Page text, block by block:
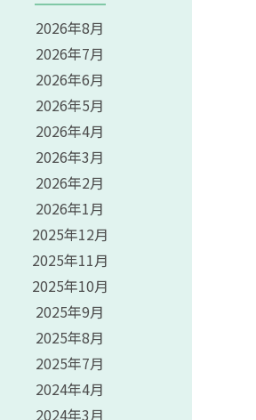
2026年8月
2026年7月
2026年6月
2026年5月
2026年4月
2026年3月
2026年2月
2026年1月
2025年12月
2025年11月
2025年10月
2025年9月
2025年8月
2025年7月
2024年4月
2024年3月